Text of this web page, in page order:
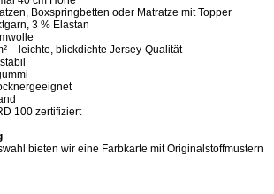
Boxspringbetten oder Matratze mit Topper
3 % Elastan
– leichte, blickdichte Jersey-Qualität
100 zertifiziert
bieten wir eine Farbkarte mit Originalstoffmustern